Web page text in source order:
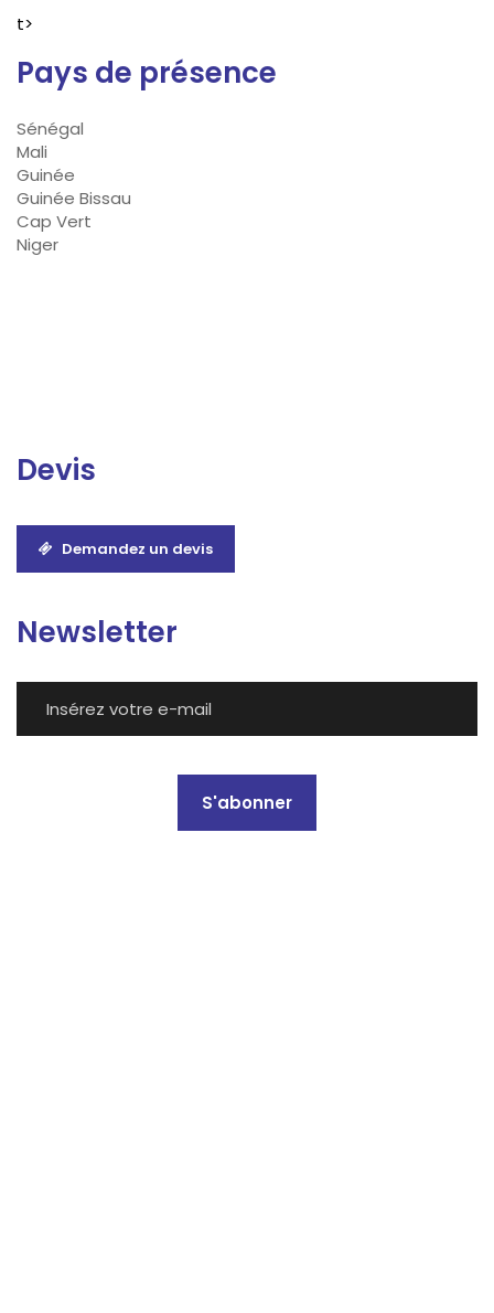
t>
Pays de présence
Sénégal
Mali
Guinée
Guinée Bissau
Cap Vert
Niger
Devis
Demandez un devis
Newsletter
S'abonner